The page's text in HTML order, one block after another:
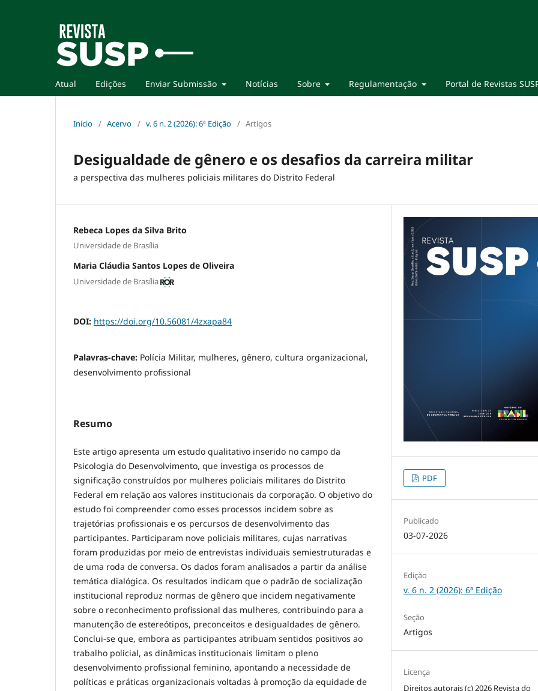
Atual Edições Enviar Submissão Notícias Sobre Regulamentação Portal de Revistas
Início / Acervo / v. 6 n. 2 (2026): 6ª Edição / Artigos
Desigualdade de gênero e os desafios da carreira militar
a perspectiva das mulheres policiais militares do Distrito Federal
Rebeca Lopes da Silva Brito
Universidade de Brasília
Maria Cláudia Santos Lopes de Oliveira
Universidade de Brasília
DOI: https://doi.org/10.56081/4zxapa84
Palavras-chave: Polícia Militar, mulheres, gênero, cultura organizacional,
desenvolvimento profissional
Resumo
Este artigo apresenta um estudo qualitativo inserido no campo da
Psicologia do Desenvolvimento, que investiga os processos de
significação construídos por mulheres policiais militares do Distrito
Federal em relação aos valores institucionais da corporação. O objetivo do
estudo foi compreender como esses processos incidem sobre as
trajetórias profissionais e os percursos de desenvolvimento das
participantes. Participaram nove policiais militares, cujas narrativas
foram produzidas por meio de entrevistas individuais semiestruturadas e
de uma roda de conversa. Os dados foram analisados a partir da análise
temática dialógica. Os resultados indicam que o padrão de socialização
institucional reproduz normas de gênero que incidem negativamente
sobre o reconhecimento profissional das mulheres, contribuindo para a
manutenção de estereótipos, preconceitos e desigualdades de gênero.
Conclui-se que, embora as participantes atribuam sentidos positivos ao
trabalho policial, as dinâmicas institucionais limitam o pleno
desenvolvimento profissional feminino, apontando a necessidade de
políticas e práticas organizacionais voltadas à promoção da equidade de
PDF
Publicado
03-07-2026
Edição
v. 6 n. 2 (2026): 6ª Edição
Seção
Artigos
Licença
Direitos autorais (c) 2026 Revista do